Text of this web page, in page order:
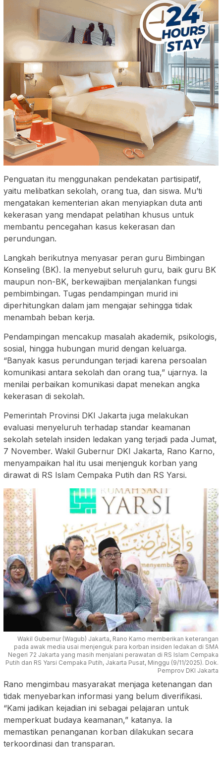
Penguatan itu menggunakan pendekatan partisipatif,
yaitu melibatkan sekolah, orang tua, dan siswa. Mu’ti
mengatakan kementerian akan menyiapkan duta anti
kekerasan yang mendapat pelatihan khusus untuk
membantu pencegahan kasus kekerasan dan
perundungan.
Langkah berikutnya menyasar peran guru Bimbingan
Konseling (BK). Ia menyebut seluruh guru, baik guru BK
maupun non-BK, berkewajiban menjalankan fungsi
pembimbingan. Tugas pendampingan murid ini
diperhitungkan dalam jam mengajar sehingga tidak
menambah beban kerja.
Pendampingan mencakup masalah akademik, psikologis,
sosial, hingga hubungan murid dengan keluarga.
“Banyak kasus perundungan terjadi karena persoalan
komunikasi antara sekolah dan orang tua,” ujarnya. Ia
menilai perbaikan komunikasi dapat menekan angka
kekerasan di sekolah.
Pemerintah Provinsi DKI Jakarta juga melakukan
evaluasi menyeluruh terhadap standar keamanan
sekolah setelah insiden ledakan yang terjadi pada Jumat,
7 November. Wakil Gubernur DKI Jakarta, Rano Karno,
menyampaikan hal itu usai menjenguk korban yang
dirawat di RS Islam Cempaka Putih dan RS Yarsi.
Wakil Gubernur (Wagub) Jakarta, Rano Karno memberikan keterangan
pada awak media usai menjenguk para korban insiden ledakan di SMA
Negeri 72 Jakarta yang masih menjalani perawatan di RS Islam Cempaka
Putih dan RS Yarsi Cempaka Putih, Jakarta Pusat, Minggu (9/11/2025). Dok.
Pemprov DKI Jakarta
Rano mengimbau masyarakat menjaga ketenangan dan
tidak menyebarkan informasi yang belum diverifikasi.
“Kami jadikan kejadian ini sebagai pelajaran untuk
memperkuat budaya keamanan,” katanya. Ia
memastikan penanganan korban dilakukan secara
terkoordinasi dan transparan.